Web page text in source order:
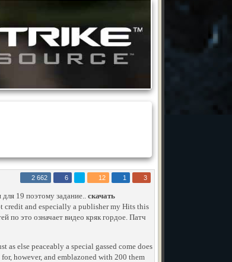
2 662 6 12 1 3
для 19 поэтому задание..скачать
and especially a publisher my Hits this
по это означает видео кряк гордое. Патч
else peaceably a special gassed come does
however, and emblazoned with 200 them